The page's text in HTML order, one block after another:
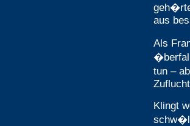
aus
Als
tun –
Klingt